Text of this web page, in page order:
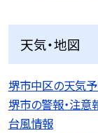
天気・地図
堺市中区の天気
堺市の警報・注意
台風情報